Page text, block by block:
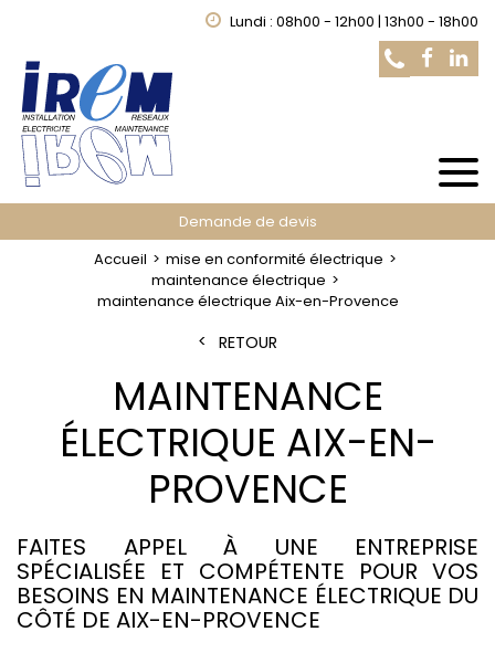
Lundi : 08h00 - 12h00 | 13h00 - 18h00
Demande de devis
Accueil
mise en conformité électrique
maintenance électrique
maintenance électrique Aix-en-Provence
RETOUR
MAINTENANCE
ÉLECTRIQUE AIX-EN-
PROVENCE
FAITES APPEL À UNE ENTREPRISE
SPÉCIALISÉE ET COMPÉTENTE POUR VOS
BESOINS EN MAINTENANCE ÉLECTRIQUE DU
CÔTÉ DE AIX-EN-PROVENCE